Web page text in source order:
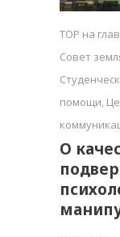
TOP на
Совет
помощи,
О